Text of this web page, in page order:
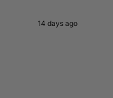
14 days ago